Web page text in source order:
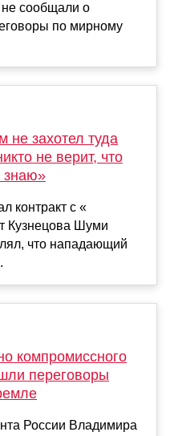
не сообщали о
по мирному
не захотел туда
не верит, что
знаю»
контракт с «
Кузнецова Шуми
что нападающий
компромиссного
переговоры
России Владимира